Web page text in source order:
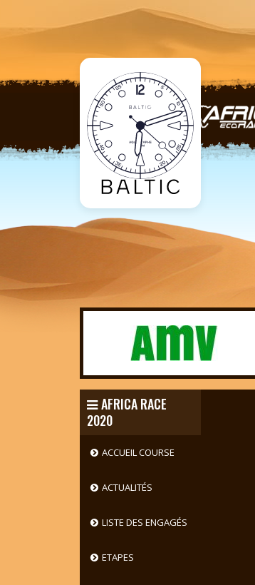
AFRICA RACE
2020
ACCUEIL COURSE
ACTUALITÉS
LISTE DES ENGAGÉS
ETAPES